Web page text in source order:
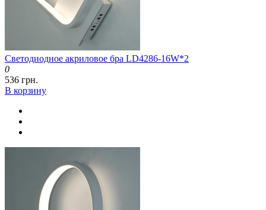
Светодиодное акриловое бра LD4286-16W*2
0
536 грн.
В корзину